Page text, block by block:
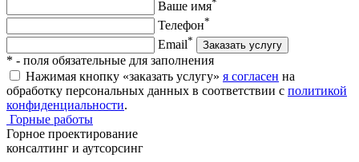
Ваше имя
Телефон*
Email* Заказать услугу
* - поля обязательные для заполнения
Нажимая кнопку «заказать услугу» я согласен на
обработку персональных данных в соответствии с политикой
конфиденциальности.
Горные работы
Горное проектирование
консалтинг и аутсорсинг